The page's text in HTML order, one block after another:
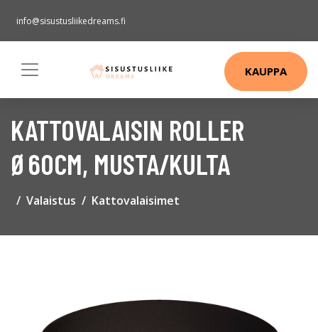
info@sisustusliikedreams.fi
KAUPPA
KATTOVALAISIN ROLLER
Ø60CM, MUSTA/KULTA
Valaistus Kattovalaisimet